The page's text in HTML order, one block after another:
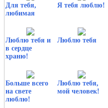
Для тебя,
любимая
Я тебя люблю!
Люблю тебя и
в сердце
храню!
Люблю тебя
Больше всего
на свете
люблю!
Люблю тебя,
мой человек!